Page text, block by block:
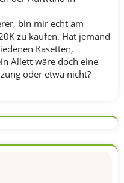
bin mir echt am
zu kaufen. Hat jemand
Kasetten,
Allett wäre doch eine
oder etwa nicht?